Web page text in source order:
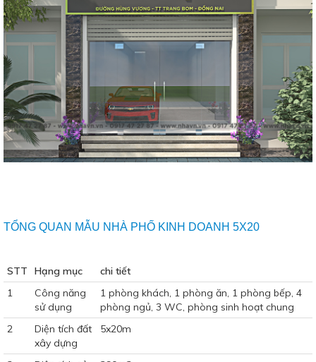
TỔNG QUAN MẪU NHÀ PHỐ KINH DOANH 5X20
STT Hạng mục
chi tiết
1
Công năng
sử dụng
1 phòng khách, 1 phòng ăn, 1 phòng bếp, 4
phòng ngủ, 3 WC, phòng sinh hoạt chung
2
Diện tích đất
xây dựng
5x20m